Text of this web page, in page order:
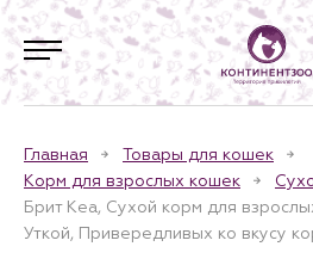
Главная
Товары для кошек
Корм для взрослых кошек
Брит Кеа, Сухой корм для
Уткой, Привередливых ко вкусу